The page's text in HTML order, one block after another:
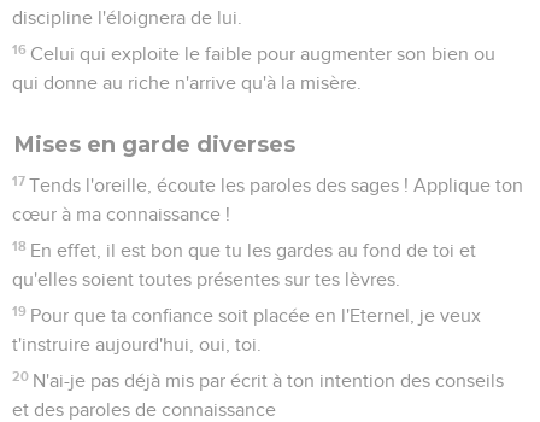
discipline l'éloignera de lui.
16 Celui qui exploite le faible pour augmenter son bien ou
qui donne au riche n'arrive qu'à la misère.
Mises en garde diverses
17 Tends l'oreille, écoute les paroles des sages ! Applique ton
cœur à ma connaissance !
18 En effet, il est bon que tu les gardes au fond de toi et
qu'elles soient toutes présentes sur tes lèvres.
19 Pour que ta confiance soit placée en l'Eternel, je veux
t'instruire aujourd'hui, oui, toi.
20 N'ai-je pas déjà mis par écrit à ton intention des conseils
et des paroles de connaissance